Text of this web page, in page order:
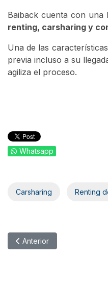
Baiback cuenta con una
renting, carsharing y
Una de las
previa incluso a su
agiliza el proceso.
Whatsapp
Carsharing Renting
Artículo anterior: Car2go
Anterior